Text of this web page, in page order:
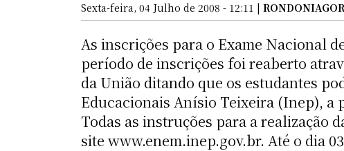
Sexta-feira, 04 Julho de 2008 - 12:11 |
As inscrições para o Exame Nacional
período de inscrições foi reaberto
da União ditando que os estudantes
Educacionais Anísio Teixeira (Inep), a
Todas as instruções para a realização
site www.enem.inep.gov.br. Até o dia